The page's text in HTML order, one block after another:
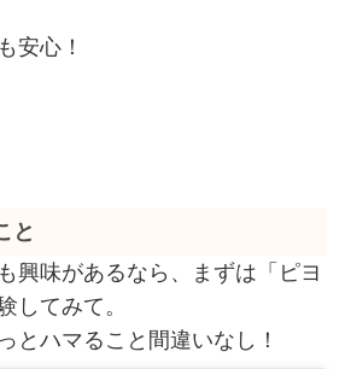
安心！
と
興味があるなら、まずは「ピヨ
してみて。
とハマること間違いなし！